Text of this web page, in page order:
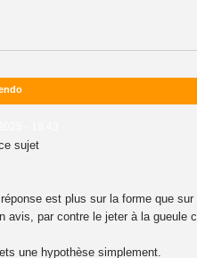
sujet
est plus sur la forme que sur
avis, par contre le jeter à la gueule
une hypothèse simplement.